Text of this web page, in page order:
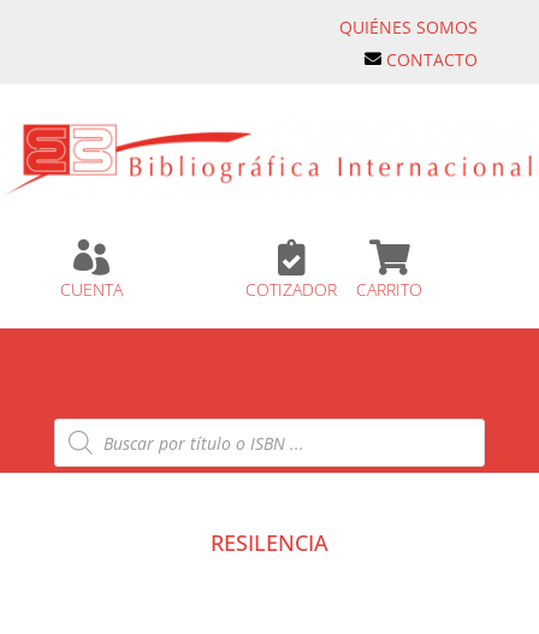
QUIÉNES SOMOS
CONTACTO

CUENTA

COTIZADOR

CARRITO
Búsqueda
de
productos
RESILENCIA